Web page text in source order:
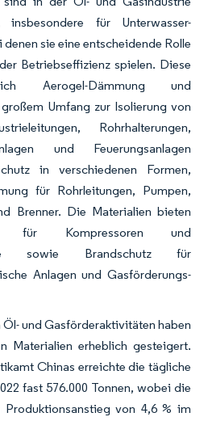
insbesondere für Unterwasser-
sie eine entscheidende Rolle
Betriebseffizienz spielen. Diese
Aerogel-Dämmung und
Umfang zur Isolierung von
Rohrhalterungen,
und Feuerungsanlagen
in verschiedenen Formen,
für Rohrleitungen, Pumpen,
Brenner. Die Materialien bieten
für Kompressoren und
sowie Brandschutz für
Anlagen und Gasförderungs-
und Gasförderaktivitäten haben
Materialien erheblich gesteigert.
Chinas erreichte die tägliche
fast 576.000 Tonnen, wobei die
von 4,6 % im